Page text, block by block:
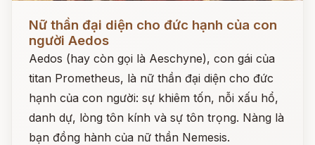
Nữ thần đại diện cho đức hạnh của con
người Aedos
Aedos (hay còn gọi là Aeschyne), con gái của
titan Prometheus, là nữ thần đại diện cho đức
hạnh của con người: sự khiêm tốn, nỗi xấu hổ,
danh dự, lòng tôn kính và sự tôn trọng. Nàng là
bạn đồng hành của nữ thần Nemesis.